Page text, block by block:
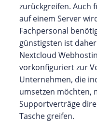
zurückgreifen. Auch
auf einem Server
Fachpersonal
günstigsten ist
Nextcloud
vorkonfiguriert zur
Unternehmen, die
umsetzen möchten,
Supportverträge
Tasche greifen.